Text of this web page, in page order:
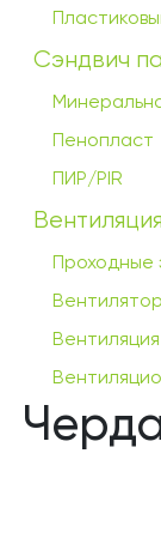
Сэндвич
Пенопласт
ПИР/PIR
Вентиляция